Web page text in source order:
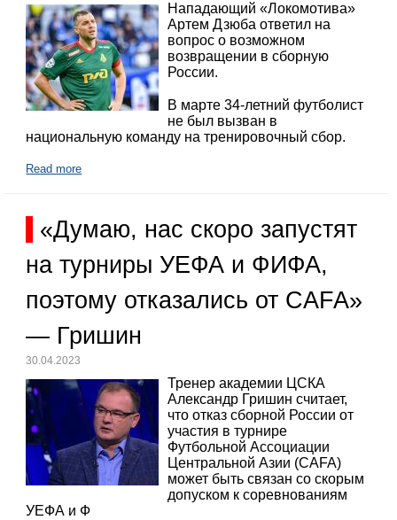
Нападающий «Локомотива»
Артем Дзюба ответил на
вопрос о возможном
возвращении в сборную
России.
В марте 34-летний футболист
не был вызван в
национальную команду на тренировочный сбор.
Read more
«Думаю, нас скоро запустят
на турниры УЕФА и ФИФА,
поэтому отказались от CAFA»
— Гришин
30.04.2023
Тренер академии ЦСКА
Александр Гришин считает,
что отказ сборной России от
участия в турнире
Футбольной Ассоциации
Центральной Азии (CAFA)
может быть связан со скорым
допуском к соревнованиям
УЕФА и Ф